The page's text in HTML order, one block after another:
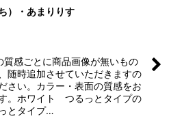
）・あまりりす
質感ごとに商品画像が無いもの
随時追加させていただきますの
さい。カラー・表面の質感をお
。ホワイト つるっとタイプの
とタイプ…